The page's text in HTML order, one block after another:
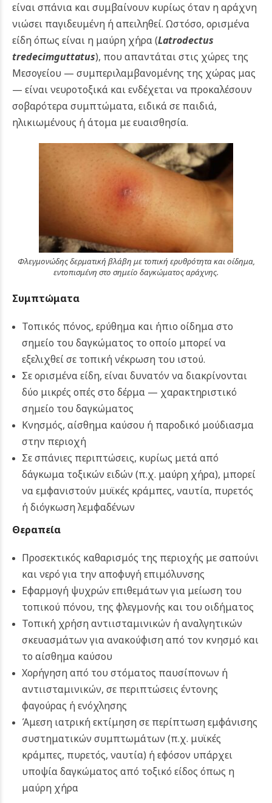
είναι σπάνια και συμβαίνουν κυρίως όταν η αράχνη
νιώσει παγιδευμένη ή απειληθεί. Ωστόσο, ορισμένα
είδη όπως είναι η μαύρη χήρα (Latrodectus
tredecimguttatus), που απαντάται στις χώρες της
Μεσογείου — συμπεριλαμβανομένης της χώρας μας
— είναι νευροτοξικά και ενδέχεται να προκαλέσουν
σοβαρότερα συμπτώματα, ειδικά σε παιδιά,
ηλικιωμένους ή άτομα με ευαισθησία.
Φλεγμονώδης δερματική βλάβη με τοπική ερυθρότητα και οίδημα,
εντοπισμένη στο σημείο δαγκώματος αράχνης.
Συμπτώματα
Τοπικός πόνος, ερύθημα και ήπιο οίδημα στο
σημείο του δαγκώματος το οποίο μπορεί να
εξελιχθεί σε τοπική νέκρωση του ιστού.
Σε ορισμένα είδη, είναι δυνατόν να διακρίνονται
δύο μικρές οπές στο δέρμα — χαρακτηριστικό
σημείο του δαγκώματος
Κνησμός, αίσθημα καύσου ή παροδικό μούδιασμα
στην περιοχή
Σε σπάνιες περιπτώσεις, κυρίως μετά από
δάγκωμα τοξικών ειδών (π.χ. μαύρη χήρα), μπορεί
να εμφανιστούν μυϊκές κράμπες, ναυτία, πυρετός
ή διόγκωση λεμφαδένων
Θεραπεία
Προσεκτικός καθαρισμός της περιοχής με σαπούνι
και νερό για την αποφυγή επιμόλυνσης
Εφαρμογή ψυχρών επιθεμάτων για μείωση του
τοπικού πόνου, της φλεγμονής και του οιδήματος
Τοπική χρήση αντιισταμινικών ή αναλγητικών
σκευασμάτων για ανακούφιση από τον κνησμό και
το αίσθημα καύσου
Χορήγηση από του στόματος παυσίπονων ή
αντιισταμινικών, σε περιπτώσεις έντονης
φαγούρας ή ενόχλησης
Άμεση ιατρική εκτίμηση σε περίπτωση εμφάνισης
συστηματικών συμπτωμάτων (π.χ. μυϊκές
κράμπες, πυρετός, ναυτία) ή εφόσον υπάρχει
υποψία δαγκώματος από τοξικό είδος όπως η
μαύρη χήρα